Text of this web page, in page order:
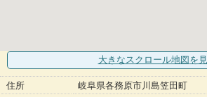
大きなスクロール地図 を
住所
岐阜県各務原市川島笠田町